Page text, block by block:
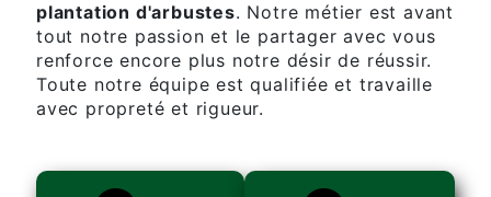
plantation d'arbustes. Notre métier est avant
tout notre passion et le partager avec vous
renforce encore plus notre désir de réussir.
Toute notre équipe est qualifiée et travaille
avec propreté et rigueur.